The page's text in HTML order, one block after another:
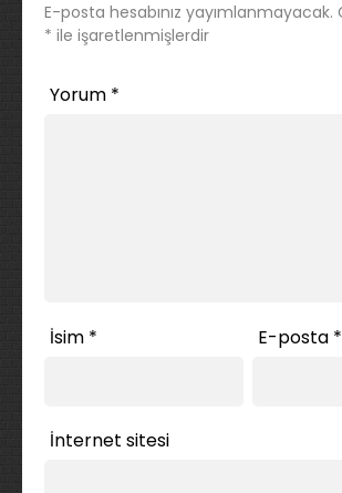
E-posta hesabınız yayımlanmayacak.
* ile işaretlenmişlerdir
Yorum *
İsim * E-posta *
İnternet sitesi